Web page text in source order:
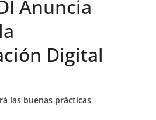
Anuncia
Digital
las buenas prácticas